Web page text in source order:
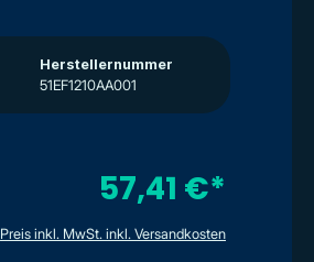
Herstellernummer
51EF1210AA001
57,41 €*
Preis inkl. MwSt. inkl. Versandkosten